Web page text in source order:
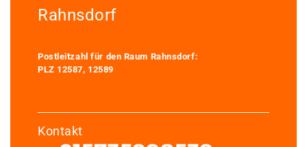
Rahnsdorf
Postleitzahl für den Raum Rahnsdorf:
PLZ 12587, 12589
Kontakt